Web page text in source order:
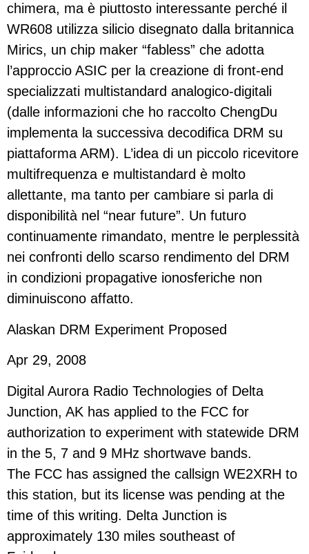
chimera, ma è piuttosto interessante perché il
WR608 utilizza silicio disegnato dalla britannica
Mirics, un chip maker “fabless” che adotta
l’approccio ASIC per la creazione di front-end
specializzati multistandard analogico-digitali
(dalle informazioni che ho raccolto ChengDu
implementa la successiva decodifica DRM su
piattaforma ARM). L’idea di un piccolo ricevitore
multifrequenza e multistandard è molto
allettante, ma tanto per cambiare si parla di
disponibilità nel “near future”. Un futuro
continuamente rimandato, mentre le perplessità
nei confronti dello scarso rendimento del DRM
in condizioni propagative ionosferiche non
diminuiscono affatto.
Alaskan DRM Experiment Proposed
Apr 29, 2008
Digital Aurora Radio Technologies of Delta
Junction, AK has applied to the FCC for
authorization to experiment with statewide DRM
in the 5, 7 and 9 MHz shortwave bands.
The FCC has assigned the callsign WE2XRH to
this station, but its license was pending at the
time of this writing. Delta Junction is
approximately 130 miles southeast of